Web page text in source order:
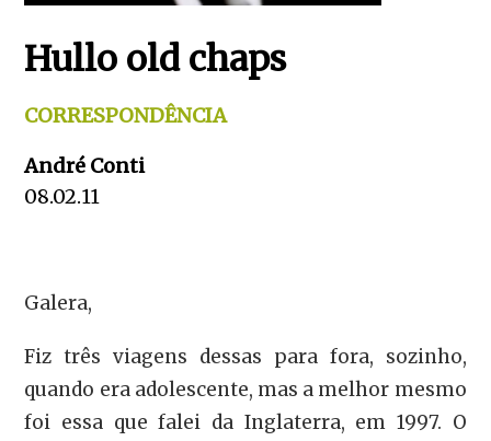
Hullo old chaps
CORRESPONDÊNCIA
André Conti
08.02.11
Galera,
Fiz três viagens dessas para fora, sozinho,
quando era adolescente, mas a melhor mesmo
foi essa que falei da Inglaterra, em 1997. O